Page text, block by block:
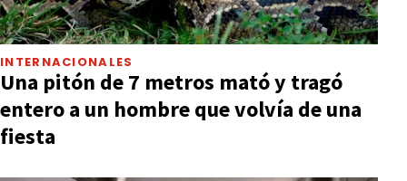
INTERNACIONALES
Una pitón de 7 metros mató y tragó
entero a un hombre que volvía de una
fiesta